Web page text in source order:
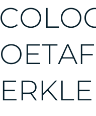
COLO
OETAF
ERKLE